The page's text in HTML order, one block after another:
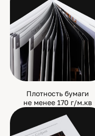
Плотность бумаги
не менее 170 г/м.кв